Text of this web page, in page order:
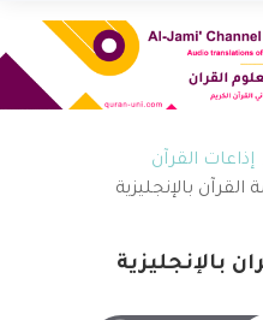
إذاعات القرآن
القرآن بالإنجليزية
بالإنجليزية